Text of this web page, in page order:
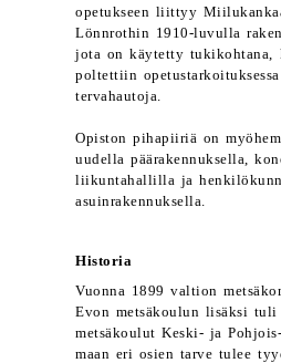
opetukseen liittyy
Lönnrothin 1910-luvulla
jota on käytetty tukikohtana,
poltettiin
tervahautoja.
Opiston pihapiiriä on
uudella päärakennuksella,
liikuntahallilla ja
asuinrakennuksella.
Historia
Vuonna 1899 valtion
Evon metsäkoulun lisäksi tuli
metsäkoulut Keski- ja
maan eri osien tarve tulee